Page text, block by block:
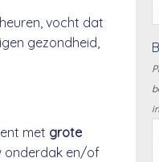
vocht dat
gezondheid,
met grote
onderdak en/of